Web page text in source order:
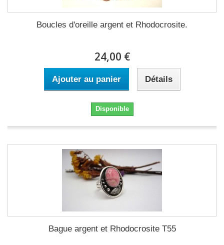
Boucles d'oreille argent et Rhodocrosite.
24,00 €
Ajouter au panier Détails
Disponible
Bague argent et Rhodocrosite T55